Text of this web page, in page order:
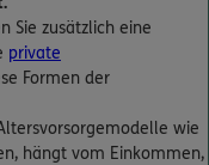
Sie zusätzlich eine
private
Formen der
wie
hängt vom Einkommen,